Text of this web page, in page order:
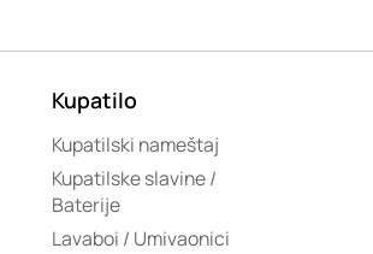
Kupatilo
Kupatilski nameštaj
Kupatilske slavine /
Baterije
Lavaboi / Umivaonici